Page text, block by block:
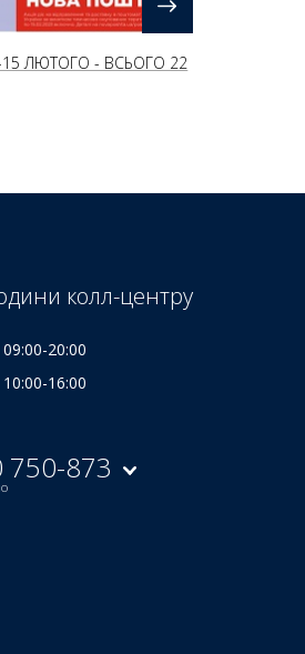
ЛЮТОГО - ВСЬОГО 22
колл-центру
20:00
16:00
750-873